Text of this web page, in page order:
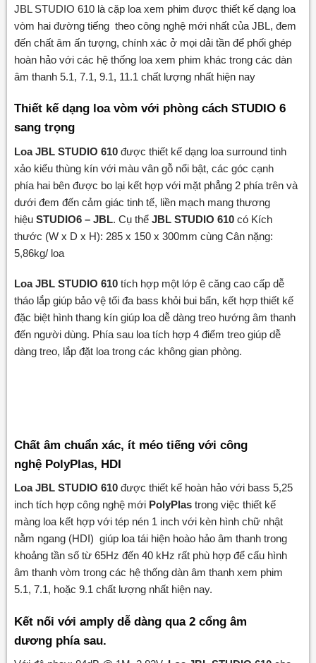
JBL STUDIO 610 là cặp loa xem phim được thiết kế dạng loa
vòm hai đường tiếng theo công nghệ mới nhất của JBL, đem
đến chất âm ấn tượng, chính xác ở mọi dải tần để phối ghép
hoàn hảo với các hệ thống loa xem phim khác trong các dàn
âm thanh 5.1, 7.1, 9.1, 11.1 chất lượng nhất hiện nay
Thiết kế dạng loa vòm với phòng cách STUDIO 6
sang trọng
Loa JBL STUDIO 610được thiết kế dạng loa surround tinh
xảo kiểu thùng kín với màu vân gỗ nổi bật, các góc cạnh
phía hai bên được bo lại kết hợp với mặt phẳng 2 phía trên và
dưới đem đến cảm giác tinh tế, liền mạch mang thương
hiệu STUDIO6 – JBL. Cụ thể JBL STUDIO 610có Kích
thước (W x D x H): 285 x 150 x 300mm cùng Cân nặng:
5,86kg/ loa
Loa JBL STUDIO 610tích hợp một lớp ê căng cao cấp dễ
tháo lắp giúp bảo vệ tối đa bass khỏi bui bẩn, kết hợp thiết kế
đặc biệt hình thang kín giúp loa dễ dàng treo hướng âm thanh
đến người dùng. Phía sau loa tích hợp 4 điểm treo giúp dễ
dàng treo, lắp đặt loa trong các không gian phòng.
Chất âm chuẩn xác, ít méo tiếng với công
nghệ PolyPlas, HDI
Loa JBL STUDIO 610được thiết kế hoàn hảo với bass 5,25
inch tích hợp công nghệ mới PolyPlas trong việc thiết kế
màng loa kết hợp với tép nén 1 inch với kèn hình chữ nhật
nằm ngang (HDI) giúp loa tái hiện hoào hảo âm thanh trong
khoảng tần số từ 65Hz đến 40 kHz rất phù hợp để cấu hình
âm thanh vòm trong các hệ thống dàn âm thanh xem phim
5.1, 7.1, hoặc 9.1 chất lượng nhất hiện nay.
Kết nối với amply dễ dàng qua 2 cổng âm
dương phía sau.